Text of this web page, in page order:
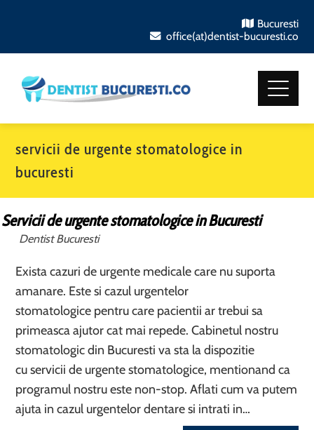
Bucuresti
office(at)dentist-bucuresti.co
servicii de urgente stomatologice in
bucuresti
Servicii de urgente stomatologice in Bucuresti
Dentist Bucuresti
Exista cazuri de urgente medicale care nu suporta
amanare. Este si cazul urgentelor
stomatologice pentru care pacientii ar trebui sa
primeasca ajutor cat mai repede. Cabinetul nostru
stomatologic din Bucuresti va sta la dispozitie
cu servicii de urgente stomatologice, mentionand ca
programul nostru este non-stop. Aflati cum va putem
ajuta in cazul urgentelor dentare si intrati in…